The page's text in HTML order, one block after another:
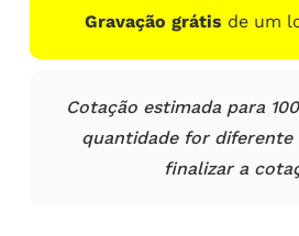
Gravação grátis de um
Cotação estimada para
quantidade for diferente
finalizar a